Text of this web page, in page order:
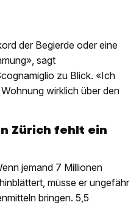
der Begierde oder eine
sagt
zu Blick. «Ich
wirklich über den
Zürich fehlt ein
jemand 7 Millionen
müsse er ungefähr
bringen. 5,5